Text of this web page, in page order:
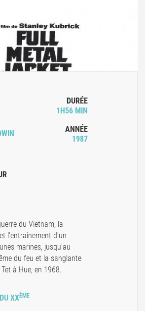
DURÉE
1H56 MIN
ANNÉE
1987
du Vietnam, la
l'entrainement d'un
marines, jusqu'au
du feu et la sanglante
à Hue, en 1968.
XXÈME